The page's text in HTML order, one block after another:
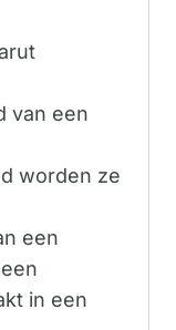
van een
worden ze
een
in een